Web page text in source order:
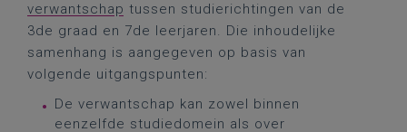
verwantschap tussen studierichtingen van de
3de graad en 7de leerjaren. Die inhoudelijke
samenhang is aangegeven op basis van
volgende uitgangspunten:
De verwantschap kan zowel binnen
eenzelfde studiedomein als over